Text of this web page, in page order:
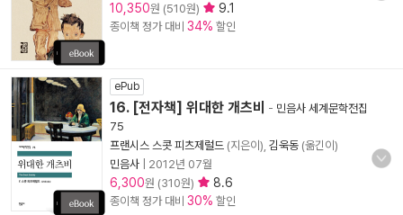
10,350원 (510원) 9.1
종이책 정가 대비 34% 할인
ePub
16. [전자책] 위대한 개츠비 - 민음사 세계문학전집
75
프랜시스 스콧 피츠제럴드 (지은이), 김욱동 (옮긴이)
민음사
2012년 07월
6,300원 (310원) 8.6
종이책 정가 대비 30% 할인